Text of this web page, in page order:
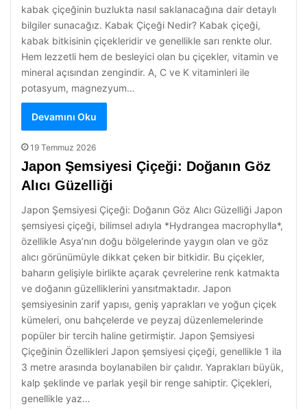
kabak çiçeğinin buzlukta nasıl saklanacağına dair detaylı
bilgiler sunacağız. Kabak Çiçeği Nedir? Kabak çiçeği,
kabak bitkisinin çiçekleridir ve genellikle sarı renkte olur.
Hem lezzetli hem de besleyici olan bu çiçekler, vitamin ve
mineral açısından zengindir. A, C ve K vitaminleri ile
potasyum, magnezyum…
Devamını Oku
19 Temmuz 2026
Japon Şemsiyesi Çiçeği: Doğanın Göz
Alıcı Güzelliği
Japon Şemsiyesi Çiçeği: Doğanın Göz Alıcı Güzelliği Japon
şemsiyesi çiçeği, bilimsel adıyla *Hydrangea macrophylla*,
özellikle Asya’nın doğu bölgelerinde yaygın olan ve göz
alıcı görünümüyle dikkat çeken bir bitkidir. Bu çiçekler,
baharın gelişiyle birlikte açarak çevrelerine renk katmakta
ve doğanın güzelliklerini yansıtmaktadır. Japon
şemsiyesinin zarif yapısı, geniş yaprakları ve yoğun çiçek
kümeleri, onu bahçelerde ve peyzaj düzenlemelerinde
popüler bir tercih haline getirmiştir. Japon Şemsiyesi
Çiçeğinin Özellikleri Japon şemsiyesi çiçeği, genellikle 1 ila
3 metre arasında boylanabilen bir çalıdır. Yaprakları büyük,
kalp şeklinde ve parlak yeşil bir renge sahiptir. Çiçekleri,
genellikle yaz…